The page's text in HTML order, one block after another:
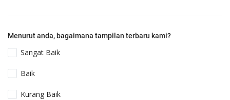
Menurut anda, bagaimana tampilan terbaru kami?
Sangat Baik
Baik
Kurang Baik